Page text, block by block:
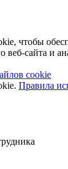
чтобы
сайта и
cookie
Правила